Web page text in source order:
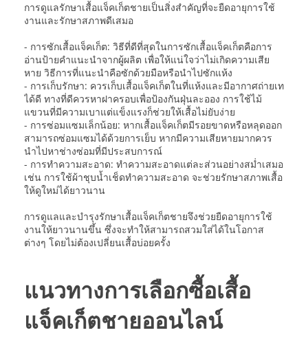
การดูแลรักษาเสื้อแจ็คเก็ตชายเป็นสิ่งสำคัญที่จะยืดอายุการใช้
งานและรักษาสภาพดีเสมอ
- การซักเสื้อแจ็คเก็ต: วิธีที่ดีที่สุดในการซักเสื้อแจ็คเก็ตคือการ
อ่านป้ายคำแนะนำจากผู้ผลิต เพื่อให้แน่ใจว่าไม่เกิดความเสีย
หาย วิธีการที่แนะนำคือซักด้วยมือหรือนำไปซักแห้ง
- การเก็บรักษา: ควรเก็บเสื้อแจ็คเก็ตในที่แห้งและมีอากาศถ่ายเท
ได้ดี ทางที่ดีควรหาฝาครอบเพื่อป้องกันฝุ่นละออง การใช้ไม้
แขวนที่มีความเบาแต่แข็งแรงก็ช่วยให้เสื้อไม่ยับง่าย
- การซ่อมแซมเล็กน้อย: หากเสื้อแจ็คเก็ตมีรอยขาดหรือหลุดออก
สามารถซ่อมแซมได้ด้วยการเย็บ หากมีความเสียหายมากควร
นำไปหาช่างซ่อมที่มีประสบการณ์
- การทำความสะอาด: ทำความสะอาดแต่ละส่วนอย่างสม่ำเสมอ
เช่น การใช้ผ้าชุบน้ำเช็ดทำความสะอาด จะช่วยรักษาสภาพเสื้อ
ให้ดูใหม่ได้ยาวนาน
การดูแลและบำรุงรักษาเสื้อแจ็คเก็ตชายจึงช่วยยืดอายุการใช้
งานให้ยาวนานขึ้น ซึ่งจะทำให้สามารถสวมใส่ได้ในโอกาส
ต่างๆ โดยไม่ต้องเปลี่ยนเสื้อบ่อยครั้ง
แนวทางการเลือกซื้อเสื้อ
แจ็คเก็ตชายออนไลน์